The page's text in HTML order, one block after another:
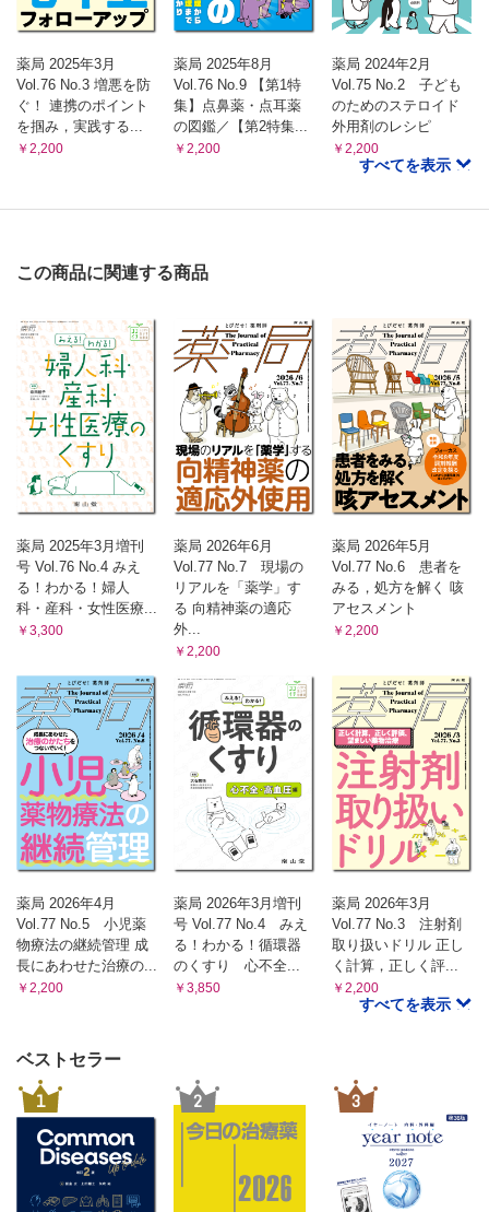
賢二 ほか）
シリーズ
えびさんぽ
医薬品の製剤学的な違いは薬剤効果にも影響しますか？
（青島 周一）
ぐっとよくなる！ 漢方処方 快訣ビフォーアフター
〈第9回〉“漫然処方”に陥りやすい漢方薬
・⾼齢者の運転能⼒に影響する服⽤薬
ガチではじめる マジでわかる 経口抗がん薬
経口抗がん薬の客観的アドヒアランス評価
（川上 和宜）
飲み合わせ研究所 子どもの服薬Tips
〈第21回〉ファモチジン製剤（細粒およびOD錠）
（小嶋 純 米子 真記）
薬剤師力の型 新たな思考と行動プランを手に入れろ！
〈参拾参ノ型〉重症患者の栄養療法は急性期から積極的に介
入せよ！
（大久保 綾香）
Gebaita?! 薬剤師の語ログ
〈第33回〉だまされたと思って飲みなさい
（大西 伸幸）
薬局 2025年3月
Vol.76 No.3 増悪を防
ぐ！ 連携のポイント
を掴み，実践する...
￥2,200
薬局 2025年8月
Vol.76 No.9 【第1特
集】点鼻薬・点耳薬
の図鑑／【第2特集...
￥2,200
薬局 2024年2月
Vol.75 No.2 子ども
のためのステロイド
外用剤のレシピ
￥2,200
すべてを表示
この商品に関連する商品
薬局 2025年3月増刊
号 Vol.76 No.4 みえ
る！わかる！婦人
科・産科・女性医療...
￥3,300
薬局 2026年6月
Vol.77 No.7 現場の
リアルを「薬学」す
る 向精神薬の適応
外...
￥2,200
薬局 2026年5月
Vol.77 No.6 患者を
みる，処方を解く 咳
アセスメント
￥2,200
薬局 2026年4月
Vol.77 No.5 小児薬
物療法の継続管理 成
長にあわせた治療の...
￥2,200
薬局 2026年3月増刊
号 Vol.77 No.4 みえ
る！わかる！循環器
のくすり 心不全...
￥3,850
薬局 2026年3月
Vol.77 No.3 注射剤
取り扱いドリル 正し
く計算，正しく評...
￥2,200
すべてを表示
ベストセラー
1 2 3